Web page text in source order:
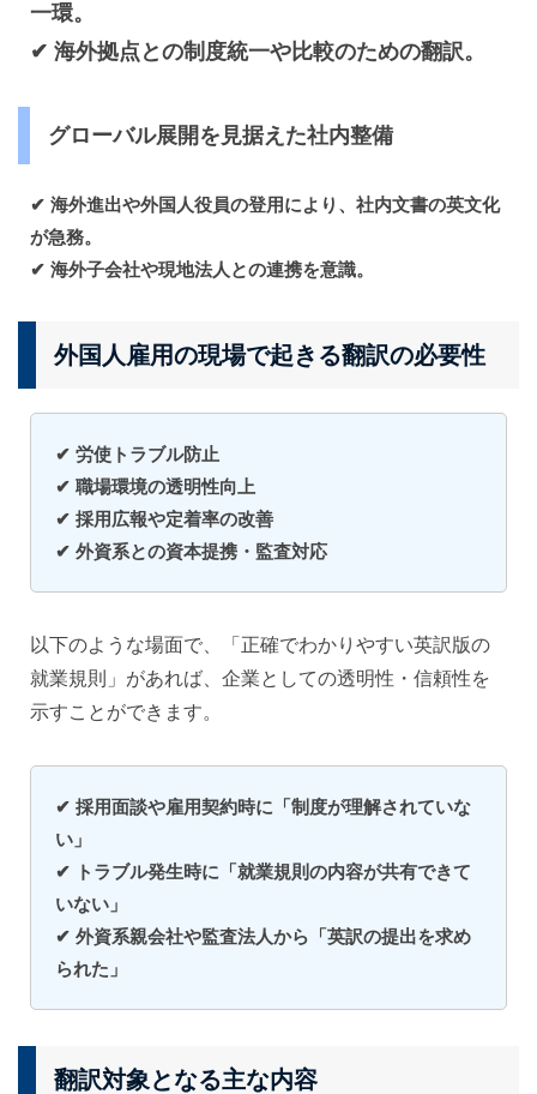
一環。
✔ 海外拠点との制度統一や比較のための翻訳。
グローバル展開を見据えた社内整備
✔ 海外進出や外国人役員の登用により、社内文書の英文化
が急務。
✔ 海外子会社や現地法人との連携を意識。
外国人雇用の現場で起きる翻訳の必要性
✔ 労使トラブル防止
✔ 職場環境の透明性向上
✔ 採用広報や定着率の改善
✔ 外資系との資本提携・監査対応
以下のような場面で、「正確でわかりやすい英訳版の
就業規則」があれば、企業としての透明性・信頼性を
示すことができます。
✔ 採用面談や雇用契約時に「制度が理解されていな
い」
✔ トラブル発生時に「就業規則の内容が共有できて
いない」
✔ 外資系親会社や監査法人から「英訳の提出を求め
られた」
翻訳対象となる主な内容